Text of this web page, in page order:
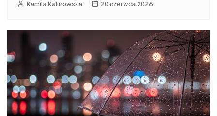
Kamila Kalinowska 20 czerwca 2026